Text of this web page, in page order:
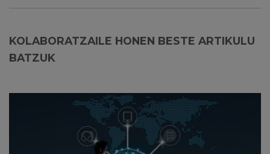
KOLABORATZAILE HONEN BESTE ARTIKULU
BATZUK